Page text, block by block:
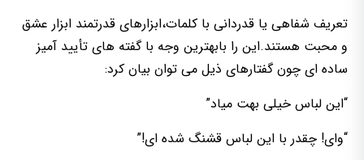
تعریف شفاهی یا قدردانی با کلمات،ابزارهای قدرتمند ابزار عشق
و محبت هستند.این را بابهترین وجه با گفته های تأیید آمیز
ساده ای چون گفتارهای ذیل می توان بیان کرد:
“این لباس خیلی بهت میاد”
“وای! چقدر با این لباس قشنگ شده ای!”